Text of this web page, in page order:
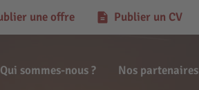
Qui sommes-nous ? Nos partenaires
une offre Publier un CV